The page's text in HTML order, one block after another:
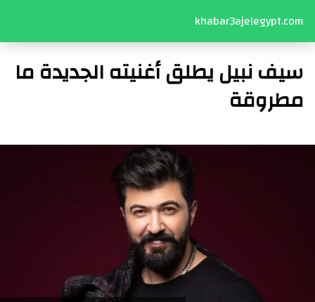
khabar3ajelegypt.com
سيف نبيل يطلق أغنيته الجديدة ما
مطروقة